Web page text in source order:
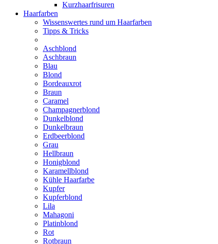
Kurzhaarfrisuren
Haarfarben
Wissenswertes rund um Haarfarben
Tipps & Tricks
Aschblond
Aschbraun
Blau
Blond
Bordeauxrot
Braun
Caramel
Champagnerblond
Dunkelblond
Dunkelbraun
Erdbeerblond
Grau
Hellbraun
Honigblond
Karamellblond
Kühle Haarfarbe
Kupfer
Kupferblond
Lila
Mahagoni
Platinblond
Rot
Rotbraun